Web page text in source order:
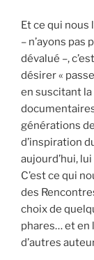
Et ce qui
– n’ayons pas
dévalué –,
désirer «
en suscitant
générations
d’inspiration
aujourd’hui,
C’est ce qui
des
choix de
phares… et en
d’autres